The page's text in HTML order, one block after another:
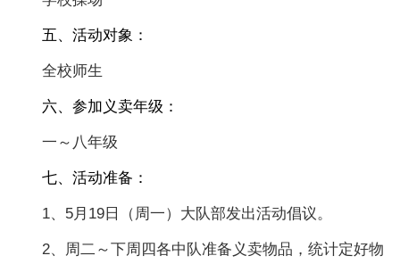
五、活动对象：
全校师生
六、参加义卖年级：
一～八年级
七、活动准备：
1、5月19日（周一）大队部发出活动倡议。
2、周二～下周四各中队准备义卖物品，统计定好物